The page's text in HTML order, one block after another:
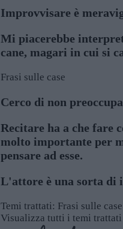
Improvvisare è
Mi piacerebbe
cane, magari in cui si
Frasi sulle case
Cerco di non
Recitare ha a che fare
molto importante per
pensare ad esse.
L'attore è una sorta di
Temi trattati: Frasi sulle case
Visualizza tutti i temi trattati